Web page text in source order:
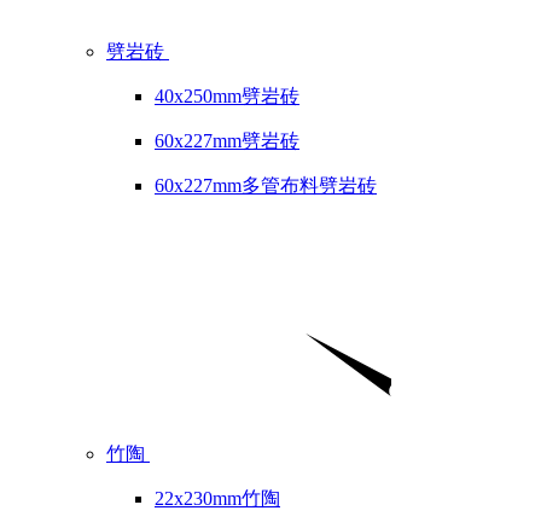
劈岩砖
40x250mm劈岩砖
60x227mm劈岩砖
60x227mm多管布料劈岩砖
竹陶
22x230mm竹陶